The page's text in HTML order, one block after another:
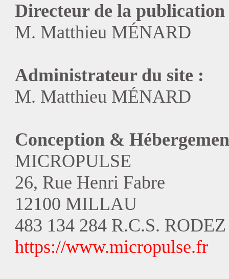
Directeur de la
M. Matthieu MÉNARD
Administrateur du site :
M. Matthieu MÉNARD
Conception &
MICROPULSE
26, Rue Henri Fabre
12100 MILLAU
483 134 284 R.C.S. RODEZ
https://www.micropulse.fr